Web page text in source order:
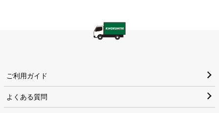
ご利用ガイド
よくある質問